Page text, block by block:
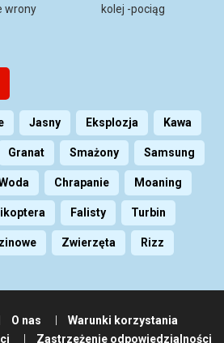
wrony kolej -pociąg
Jasny Eksplozja Kawa
Granat Smażony Samsung
Chrapanie Moaning
Falisty Turbin
Zwierzęta Rizz
O nas
Warunki korzystania
Zastrzeżenie odpowiedzialności